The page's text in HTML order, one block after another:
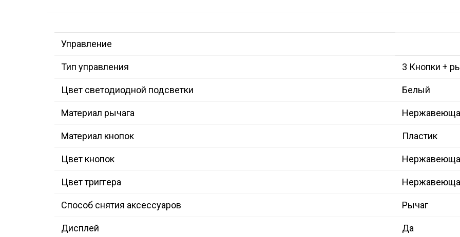
Управление
Тип управления 3 Кнопки +
Цвет светодиодной подсветки Белый
Материал рычага
Материал кнопок Пластик
Цвет кнопок
Цвет триггера
Способ снятия аксессуаров Рычаг
Дисплей Да